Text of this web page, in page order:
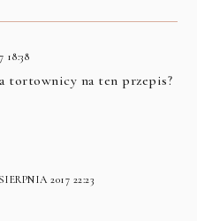
18:38
na ten przepis?
2017 22:23